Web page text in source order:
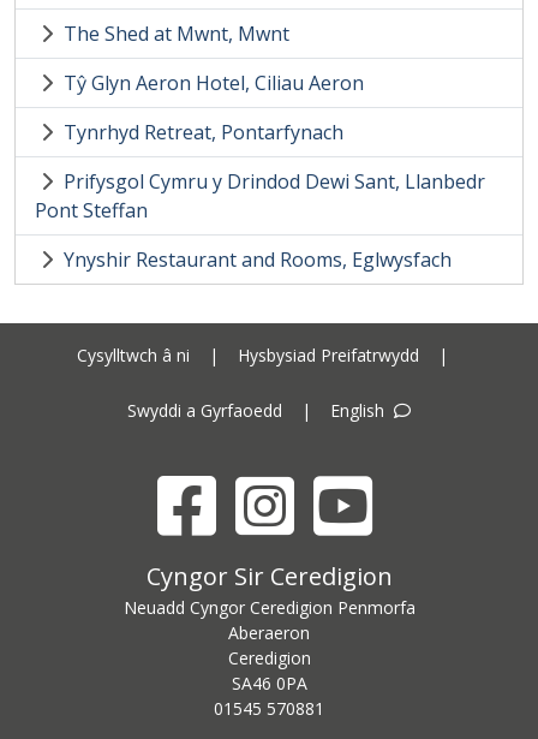
The Shed at Mwnt, Mwnt
Tŷ Glyn Aeron Hotel, Ciliau Aeron
Tynrhyd Retreat, Pontarfynach
Prifysgol Cymru y Drindod Dewi Sant, Llanbedr
Pont Steffan
Ynyshir Restaurant and Rooms, Eglwysfach
Cysylltwch â ni | Hysbysiad Preifatrwydd |
Swyddi a Gyrfaoedd | English
FacebookInstagramYouTube
Cyngor Sir Ceredigion addressCyngor Sir Ceredigion
Neuadd Cyngor Ceredigion Penmorfa
Aberaeron
Ceredigion
SA46 0PA
Ceredigion County Council call centre phone number
01545 570881